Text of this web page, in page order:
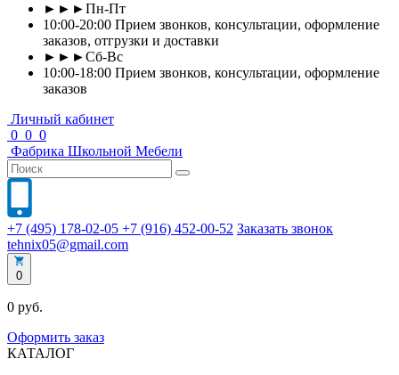
►►►Пн-Пт
10:00-20:00 Прием звонков, консультации, оформление
заказов, отгрузки и доставки
►►►Сб-Вс
10:00-18:00 Прием звонков, консультации, оформление
заказов
Личный кабинет
0 0 0
Фабрика Школьной Мебели
+7 (495) 178-02-05 +7 (916) 452-00-52 Заказать звонок
tehnix05@gmail.com
0
0 руб.
Оформить заказ
КАТАЛОГ